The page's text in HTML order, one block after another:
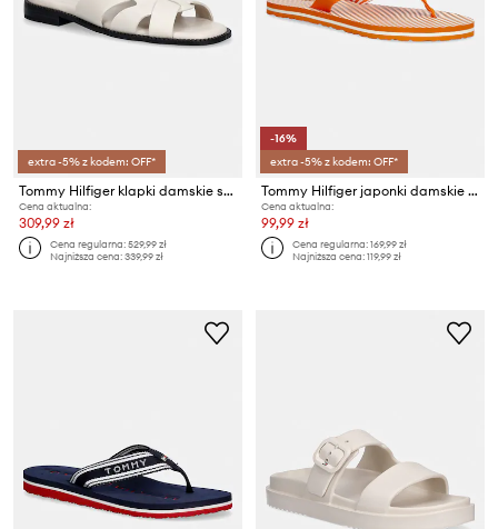
extra -5% z kodem: OFF*
Tommy Hilfiger klapki damskie skórzane COIN LEATHER SANDAL
Cena aktualna:
309,99 zł
Cena regularna:529,99 zł
Najniższa cena:339,99 zł
-16%
extra -5% z kodem: OFF*
Tommy Hilfiger japonki damskie TH ITHACA STRIPE SUMMER SANDAL
Cena aktualna:
99,99 zł
Cena regularna:169,99 zł
Najniższa cena:119,99 zł